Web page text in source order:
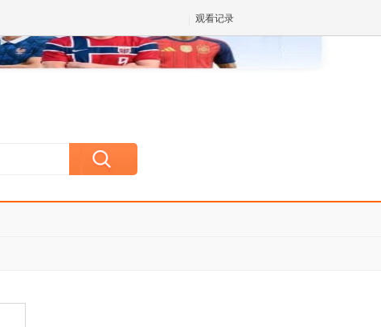
观看记录